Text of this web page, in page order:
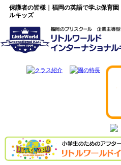
保護者の皆様｜福岡の英語で学ぶ保育
ルキッズ